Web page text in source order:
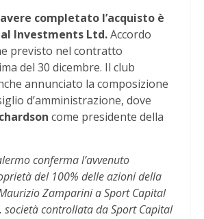
completato l’acquisto è
Investments Ltd.Accordo
previsto nel contratto
del 30 dicembre. Il club
annunciato la composizione
d’amministrazione, dove
come presidente della
conferma l’avvenuto
del 100% delle azioni della
Zamparini a Sport Capital
società controllata da Sport Capital